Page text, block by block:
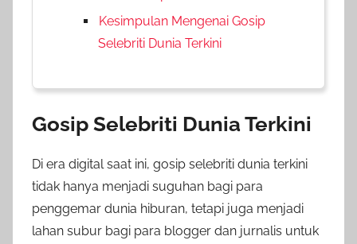
Kesimpulan Mengenai Gosip
Selebriti Dunia Terkini
Gosip Selebriti Dunia Terkini
Di era digital saat ini, gosip selebriti dunia terkini
tidak hanya menjadi suguhan bagi para
penggemar dunia hiburan, tetapi juga menjadi
lahan subur bagi para blogger dan jurnalis untuk